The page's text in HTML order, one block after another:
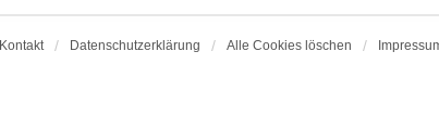
Kontakt Datenschutzerklärung Alle Cookies löschen